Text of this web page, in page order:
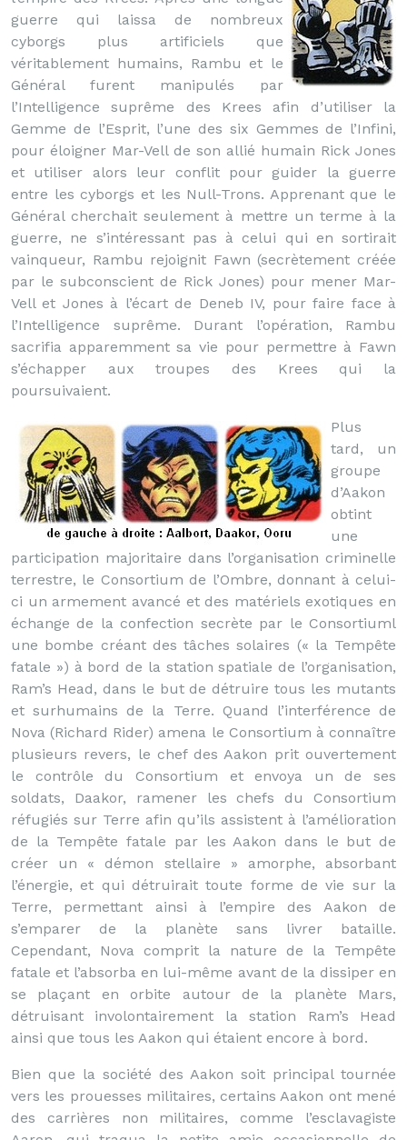
guerre qui laissa de nombreux
cyborgs plus artificiels que
véritablement humains, Rambu et le
Général furent manipulés par
l’Intelligence suprême des Krees afin d’utiliser la
Gemme de l’Esprit, l’une des six Gemmes de l’Infini,
pour éloigner Mar-Vell de son allié humain Rick Jones
et utiliser alors leur conflit pour guider la guerre
entre les cyborgs et les Null-Trons. Apprenant que le
Général cherchait seulement à mettre un terme à la
guerre, ne s’intéressant pas à celui qui en sortirait
vainqueur, Rambu rejoignit Fawn (secrètement créée
par le subconscient de Rick Jones) pour mener Mar-
Vell et Jones à l’écart de Deneb IV, pour faire face à
l’Intelligence suprême. Durant l’opération, Rambu
sacrifia apparemment sa vie pour permettre à Fawn
s’échapper aux troupes des Krees qui la
poursuivaient.
Plus
tard, un
groupe
d’Aakon
obtint
une
participation majoritaire dans l’organisation criminelle
terrestre, le Consortium de l’Ombre, donnant à celui-
ci un armement avancé et des matériels exotiques en
échange de la confection secrète par le Consortiuml
une bombe créant des tâches solaires (« la Tempête
fatale ») à bord de la station spatiale de l’organisation,
Ram’s Head, dans le but de détruire tous les mutants
et surhumains de la Terre. Quand l’interférence de
Nova (Richard Rider) amena le Consortium à connaître
plusieurs revers, le chef des Aakon prit ouvertement
le contrôle du Consortium et envoya un de ses
soldats, Daakor, ramener les chefs du Consortium
réfugiés sur Terre afin qu’ils assistent à l’amélioration
de la Tempête fatale par les Aakon dans le but de
créer un « démon stellaire » amorphe, absorbant
l’énergie, et qui détruirait toute forme de vie sur la
Terre, permettant ainsi à l’empire des Aakon de
s’emparer de la planète sans livrer bataille.
Cependant, Nova comprit la nature de la Tempête
fatale et l’absorba en lui-même avant de la dissiper en
se plaçant en orbite autour de la planète Mars,
détruisant involontairement la station Ram’s Head
ainsi que tous les Aakon qui étaient encore à bord.
Bien que la société des Aakon soit principal tournée
vers les prouesses militaires, certains Aakon ont mené
des carrières non militaires, comme l’esclavagiste